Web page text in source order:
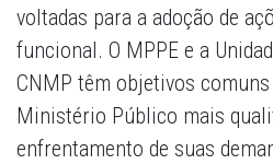
voltadas para a adoção de
funcional. O MPPE e a
CNMP têm objetivos
Ministério Público mais
enfrentamento de suas